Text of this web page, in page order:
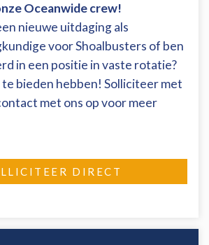
Oceanwide crew!
nieuwe uitdaging als
voor Shoalbusters of ben
in een positie in vaste rotatie?
bieden hebben! Solliciteer met
met ons op voor meer
DIRECT